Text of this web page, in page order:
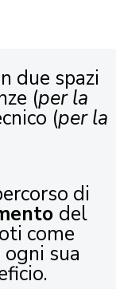
due spazi
(per la
(per la
di
del
come
sua